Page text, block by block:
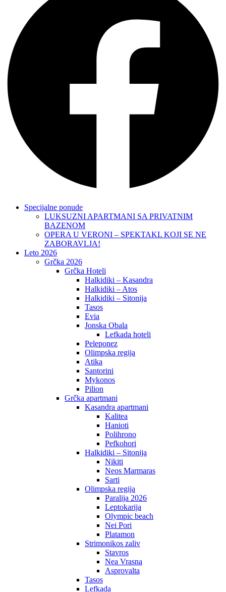
Specijalne ponude
LUKSUZNI APARTMANI SA PRIVATNIM
BAZENOM
OPERA U VERONI – SPEKTAKL KOJI SE NE
ZABORAVLJA!
Leto 2026
Grčka 2026
Grčka Hoteli
Halkidiki – Kasandra
Halkidiki – Atos
Halkidiki – Sitonija
Tasos
Evia
Jonska Obala
Lefkada hoteli
Peleponez
Olimpska regija
Atika
Santorini
Mykonos
Pilion
Grčka apartmani
Kasandra apartmani
Kalitea
Hanioti
Polihrono
Pefkohori
Halkidiki – Sitonija
Nikiti
Neos Marmaras
Sarti
Olimpska regija
Paralija 2026
Leptokarija
Olympic beach
Nei Pori
Platamon
Strimonikos zaliv
Stavros
Nea Vrasna
Asprovalta
Tasos
Lefkada